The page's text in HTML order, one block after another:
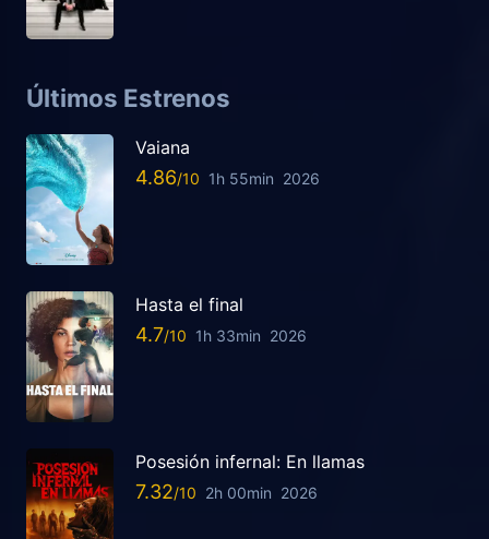
Últimos Estrenos
Vaiana
4.86 1h 55min 2026
Hasta el final
4.7 1h 33min 2026
Posesión infernal: En llamas
7.32 2h 00min 2026